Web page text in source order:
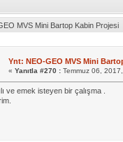
MVS Mini Bartop Kabin Projesi
Ynt: NEO-GEO MVS Mini
« Yanıtla #270 :Temmuz 06,
ve emek isteyen bir çalışma .